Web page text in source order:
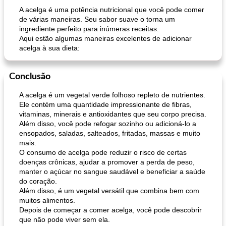
A acelga é uma potência nutricional que você pode comer
de várias maneiras. Seu sabor suave o torna um
ingrediente perfeito para inúmeras receitas.
Aqui estão algumas maneiras excelentes de adicionar
acelga à sua dieta:
Conclusão
A acelga é um vegetal verde folhoso repleto de nutrientes.
Ele contém uma quantidade impressionante de fibras,
vitaminas, minerais e antioxidantes que seu corpo precisa.
Além disso, você pode refogar sozinho ou adicioná-lo a
ensopados, saladas, salteados, fritadas, massas e muito
mais.
O consumo de acelga pode reduzir o risco de certas
doenças crônicas, ajudar a promover a perda de peso,
manter o açúcar no sangue saudável e beneficiar a saúde
do coração.
Além disso, é um vegetal versátil que combina bem com
muitos alimentos.
Depois de começar a comer acelga, você pode descobrir
que não pode viver sem ela.